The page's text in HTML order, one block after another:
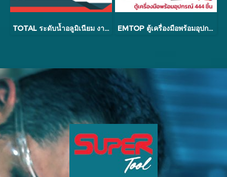
TOTAL ระดับน้ำอลูมิเนียม งานหนัก 40cm - 80cm รุ่น TMT221806 EMTOP ตู้เครื่องมือพร้อมอุปกรณ์ 444 ชิ้น รุ่น EMTOP2459